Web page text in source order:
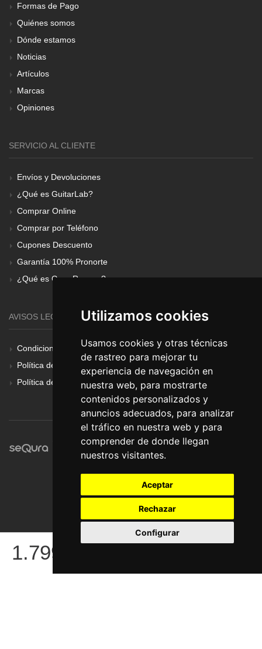
Utilizamos cookies
Usamos cookies y otras técnicas
de rastreo para mejorar tu
experiencia de navegación en
nuestra web, para mostrarte
contenidos personalizados y
anuncios adecuados, para analizar
el tráfico en nuestra web y para
comprender de donde llegan
nuestros visitantes.
Aceptar
Rechazar
Configurar
1.799
Formas de Pago
Quiénes somos
Dónde estamos
Noticias
Artículos
Marcas
Opiniones
SERVICIO AL CLIENTE
Envíos y Devoluciones
¿Qué es GuitarLab?
Comprar Online
Comprar por Teléfono
Cupones Descuento
Garantía 100% Pronorte
¿Qué es Gear Renove?
AVISOS LEGALES
Condiciones Generales
Política de Cookies
Política de Privacidad
© Pronorte Sonido SL. Todos los derechos reservados.